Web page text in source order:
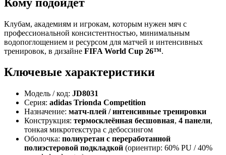
Клубам, академиям и игрокам, которым нужен мяч с
профессиональной консистентностью, минимальным
водопоглощением и ресурсом для матчей и интенсивных
тренировок, в дизайне FIFA World Cup 26™.
Ключевые характеристики
Модель / код: JD8031
Серия: adidas Trionda Competition
Назначение: матч-плей / интенсивные тренировки
Конструкция: термосклеённая бесшовная, 4 панели,
тонкая микротекстура с дебоссингом
Оболочка: полиуретан с переработанной
полиэстеровой подкладкой (ориентир: 60% PU / 40%